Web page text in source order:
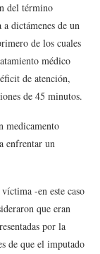
del término
dictámenes de un
de los cuales
médico
de atención,
de 45 minutos.
medicamento
enfrentar un
-en este caso
que eran
por la
de que el imputado